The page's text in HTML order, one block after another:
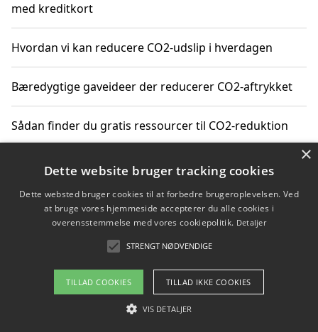
med kreditkort
Hvordan vi kan reducere CO2-udslip i hverdagen
Bæredygtige gaveideer der reducerer CO2-aftrykket
Sådan finder du gratis ressourcer til CO2-reduktion
Hvordan gadgets til hjemmet kan reducere CO2-udslip
Copyright 2026 - Pilanto Aps
Om / kontakt
Blog Betingelser
×
Dette website bruger tracking cookies
Dette websted bruger cookies til at forbedre brugeroplevelsen. Ved
at bruge vores hjemmeside accepterer du alle cookies i
overensstemmelse med vores cookiepolitik. Detaljer
STRENGT NØDVENDIGE
TILLAD COOKIES TILLAD IKKE COOKIES
VIS DETALJER